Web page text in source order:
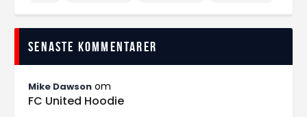
Senaste kommentarer
Mike Dawson om
FC United Hoodie